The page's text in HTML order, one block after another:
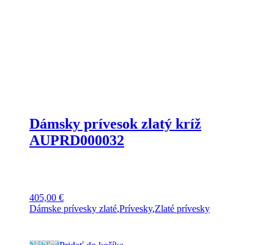
Dámsky prívesok zlatý kríž
AUPRD000032
405,00 €
Dámske prívesky zlaté,Prívesky,Zlaté prívesky